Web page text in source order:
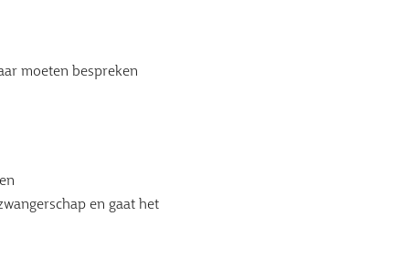
moeten bespreken
en gaat het